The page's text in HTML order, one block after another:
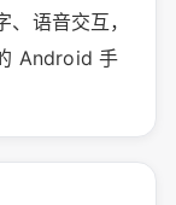
语音交互，
Android 手